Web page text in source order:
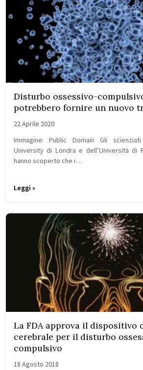
Disturbo ossessivo-
potrebbero fornire un nuovo
22 Aprile 2020
Immagine: Public Domain Gli
University di Londra e dell’Università di
hanno scoperto che i…
Leggi »
La FDA approva il dispositivo
cerebrale per il disturbo
compulsivo
18 Agosto 2018